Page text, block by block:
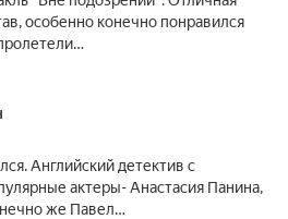
особенно конечно понравился
Английский детектив с
актеры- Анастасия Панина,
же Павел…